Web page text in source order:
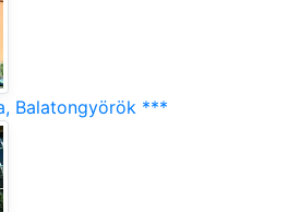
Balatongyörök ***